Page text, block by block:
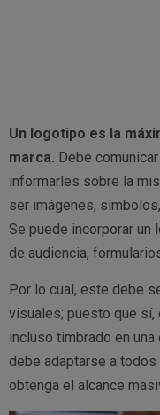
Un logotipo es la
marca. Debe
informarles sobre la
ser imágenes,
Se puede incorporar
de audiencia,
Por lo cual, este debe
visuales; puesto que
incluso timbrado en
debe adaptarse a
obtenga el alcance